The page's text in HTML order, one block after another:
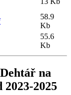
58.9
Kb
55.6
Kb
na
2025